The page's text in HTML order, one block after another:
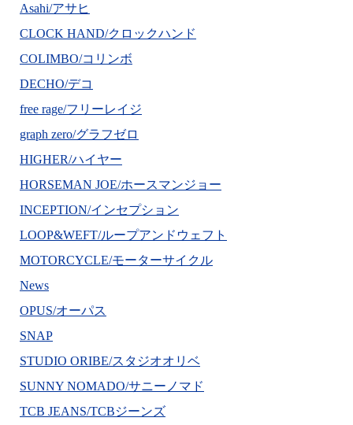
Asahi/アサヒ
CLOCK HAND/クロックハンド
COLIMBO/コリンボ
DECHO/デコ
free rage/フリーレイジ
graph zero/グラフゼロ
HIGHER/ハイヤー
HORSEMAN JOE/ホースマンジョー
INCEPTION/インセプション
LOOP&WEFT/ループアンドウェフト
MOTORCYCLE/モーターサイクル
News
OPUS/オーパス
SNAP
STUDIO ORIBE/スタジオオリベ
SUNNY NOMADO/サニーノマド
TCB JEANS/TCBジーンズ